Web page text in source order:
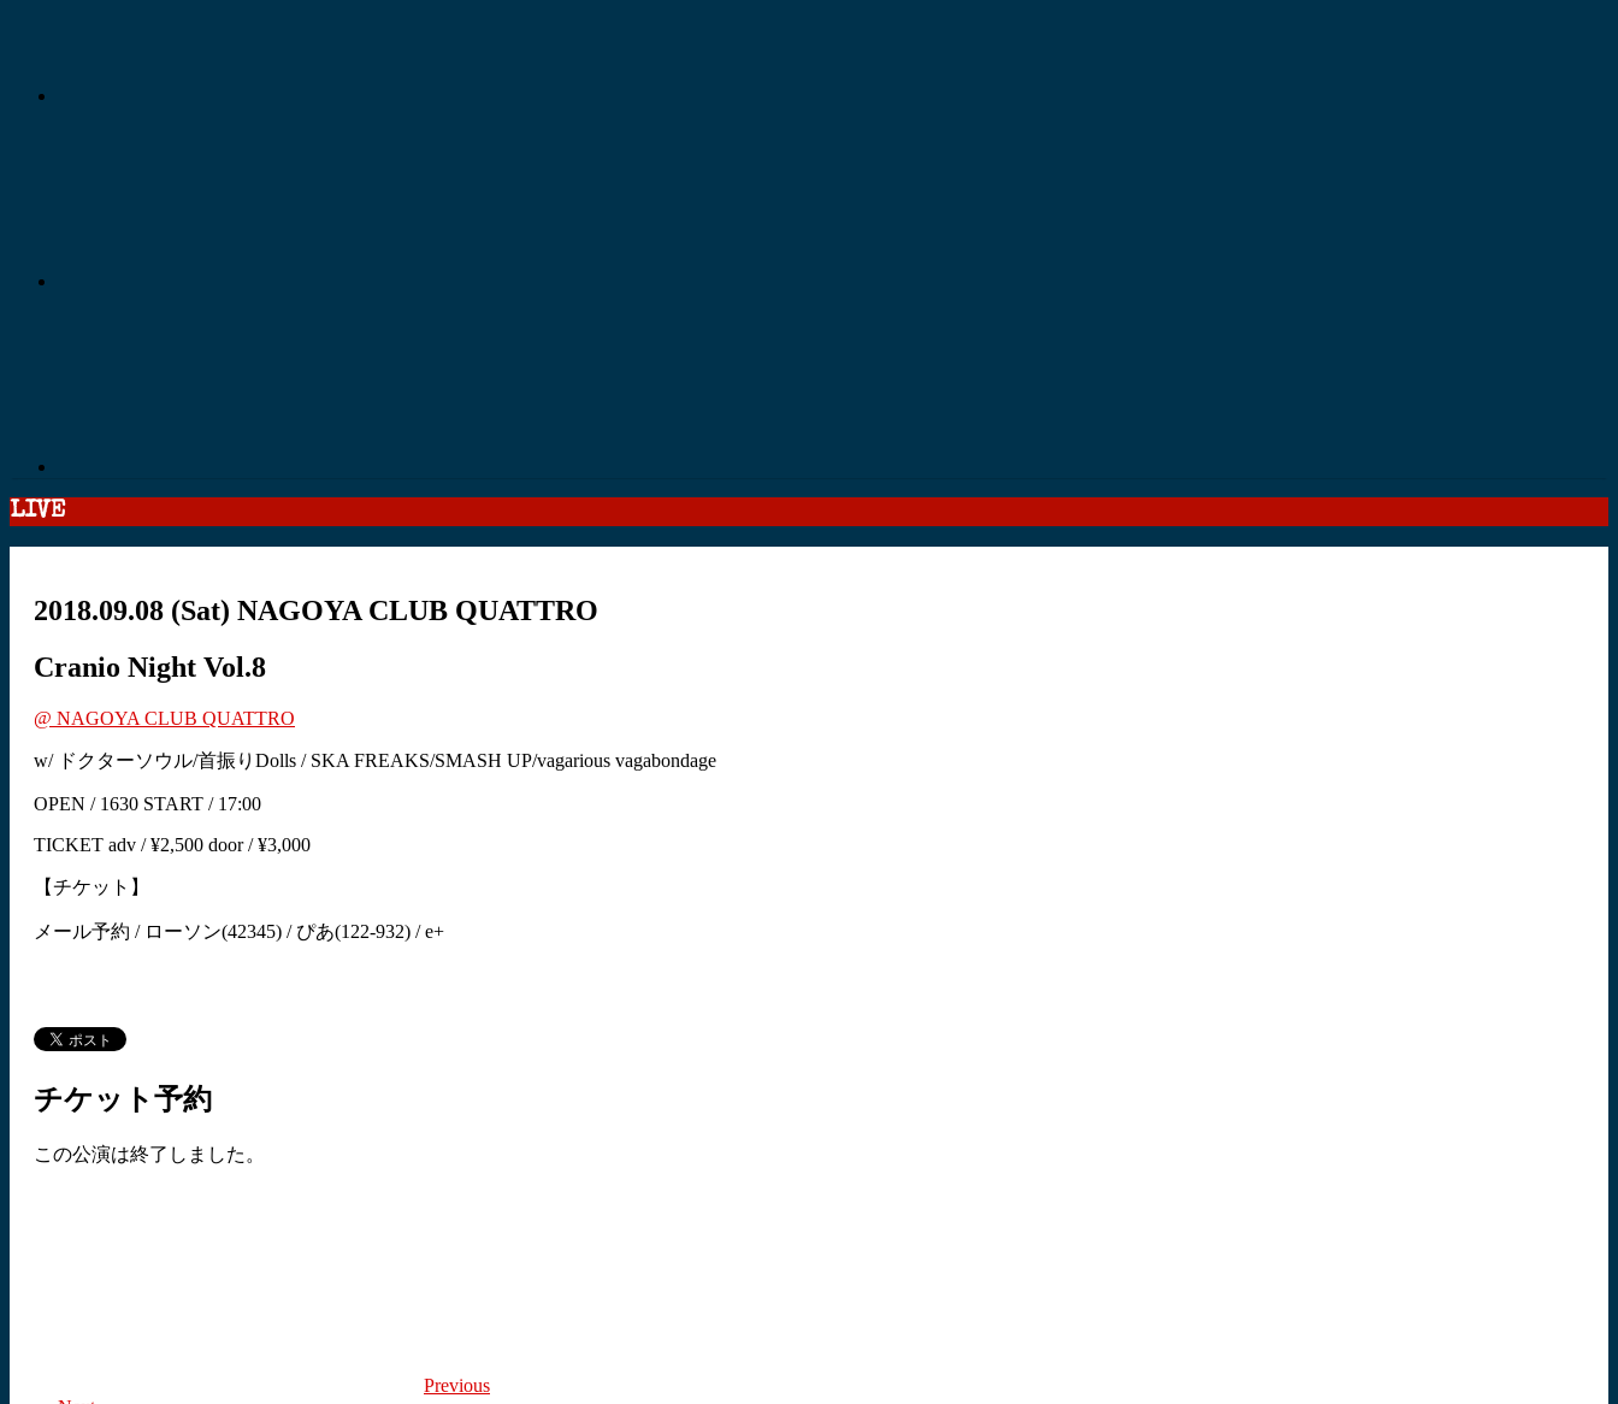
LIVE
2018.09.08 (Sat) NAGOYA CLUB QUATTRO
Cranio Night Vol.8
@ NAGOYA CLUB QUATTRO
w/ ドクターソウル/首振りDolls / SKA FREAKS/SMASH UP/vagarious vagabondage
OPEN / 1630 START / 17:00
TICKET adv / ¥2,500 door / ¥3,000
【チケット】
メール予約 / ローソン(42345) / ぴあ(122-932) / e+
チケット予約
この公演は終了しました。
Previous